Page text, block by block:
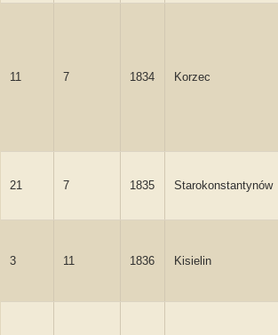
11 7 1834 Korzec
21 7 1835 Starokonstantynów
3 11 1836 Kisielin